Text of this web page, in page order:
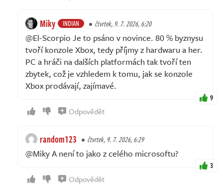
Miky INDIAN čtvrtek, 9. 7. 2026, 6:20
@El-Scorpio Je to psáno v novince. 80 % byznysu
tvoří konzole Xbox, tedy příjmy z hardwaru a her.
PC a hráči na dalších platformách tak tvoří ten
zbytek, což je vzhledem k tomu, jak se konzole
Xbox prodávají, zajímavé.
9
Odpovědět
random123 čtvrtek, 9. 7. 2026, 6:29
@Miky A není to jako z celého microsoftu?
3
Odpovědět